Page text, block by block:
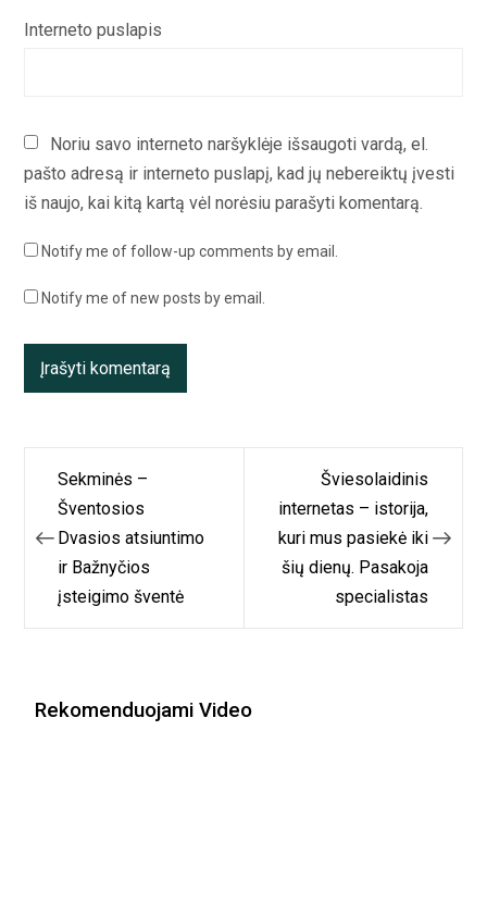
Interneto puslapis
Noriu savo interneto naršyklėje išsaugoti vardą, el.
pašto adresą ir interneto puslapį, kad jų nebereiktų įvesti
iš naujo, kai kitą kartą vėl norėsiu parašyti komentarą.
Notify me of follow-up comments by email.
Notify me of new posts by email.
Navigacija
tarp
įrašų
Sekminės –
Šventosios
Dvasios atsiuntimo
ir Bažnyčios
įsteigimo šventė
Šviesolaidinis
internetas – istorija,
kuri mus pasiekė iki
šių dienų. Pasakoja
specialistas
Rekomenduojami Video